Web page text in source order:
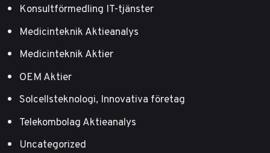
Konsultförmedling IT-tjänster
Medicinteknik Aktieanalys
Medicinteknik Aktier
OEM Aktier
Solcellsteknologi, Innovativa företag
Telekombolag Aktieanalys
Uncategorized